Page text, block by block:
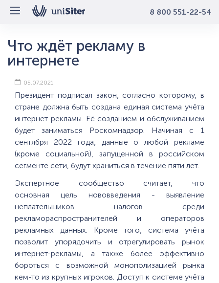
8 800 551-22-54
Что ждёт рекламу в
интернете
05.07.2021
Президент подписал закон, согласно которому, в
стране должна быть создана единая система учёта
интернет-рекламы. Её созданием и обслуживанием
будет заниматься Роскомнадзор. Начиная с 1
сентября 2022 года, данные о любой рекламе
(кроме социальной), запущенной в российском
сегменте сети, будут храниться в течение пяти лет.
Экспертное сообщество считает, что
основная цель нововведения - выявление
неплательщиков налогов среди
рекламораспространителей и операторов
рекламных данных. Кроме того, система учёта
позволит упорядочить и отрегулировать рынок
интернет-рекламы, а также более эффективно
бороться с возможной монополизацией рынка
кем-то из крупных игроков. Доступ к системе учёта